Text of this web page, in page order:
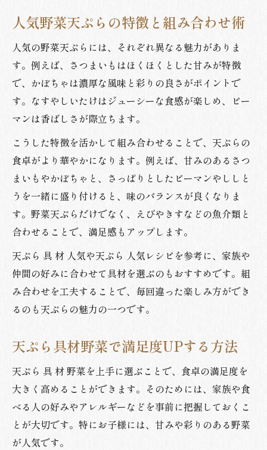
人気野菜天ぷらの特徴と組み合わせ術
人気の野菜天ぷらには、それぞれ異なる魅力がありま
す。例えば、さつまいもはほくほくとした甘みが特徴
で、かぼちゃは濃厚な風味と彩りの良さがポイントで
す。なすやしいたけはジューシーな食感が楽しめ、ピー
マンは香ばしさが際立ちます。
こうした特徴を活かして組み合わせることで、天ぷらの
食卓がより華やかになります。例えば、甘みのあるさつ
まいもやかぼちゃと、さっぱりとしたピーマンやししと
うを一緒に盛り付けると、味のバランスが良くなりま
す。野菜天ぷらだけでなく、えびやきすなどの魚介類と
合わせることで、満足感もアップします。
天ぷら 具 材 人気や天ぷら 人気レシピを参考に、家族や
仲間の好みに合わせて具材を選ぶのもおすすめです。組
み合わせを工夫することで、毎回違った楽しみ方ができ
るのも天ぷらの魅力の一つです。
天ぷら具材野菜で満足度UPする方法
天ぷら 具 材 野菜を上手に選ぶことで、食卓の満足度を
大きく高めることができます。そのためには、家族や食
べる人の好みやアレルギーなどを事前に把握しておくこ
とが大切です。特にお子様には、甘みや彩りのある野菜
が人気です。